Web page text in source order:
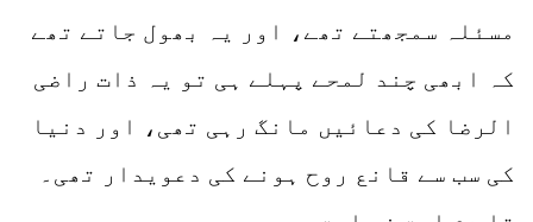
مسئلہ سمجھتے تھے، اور یہ بھول جاتے تھے
کہ ابھی چند لمحے پہلے ہی تو یہ ذات راضی
الرضا کی دعائیں مانگ رہی تھی، اور دنیا
کی سب سے قانع روح ہونے کی دعویدار تھی۔